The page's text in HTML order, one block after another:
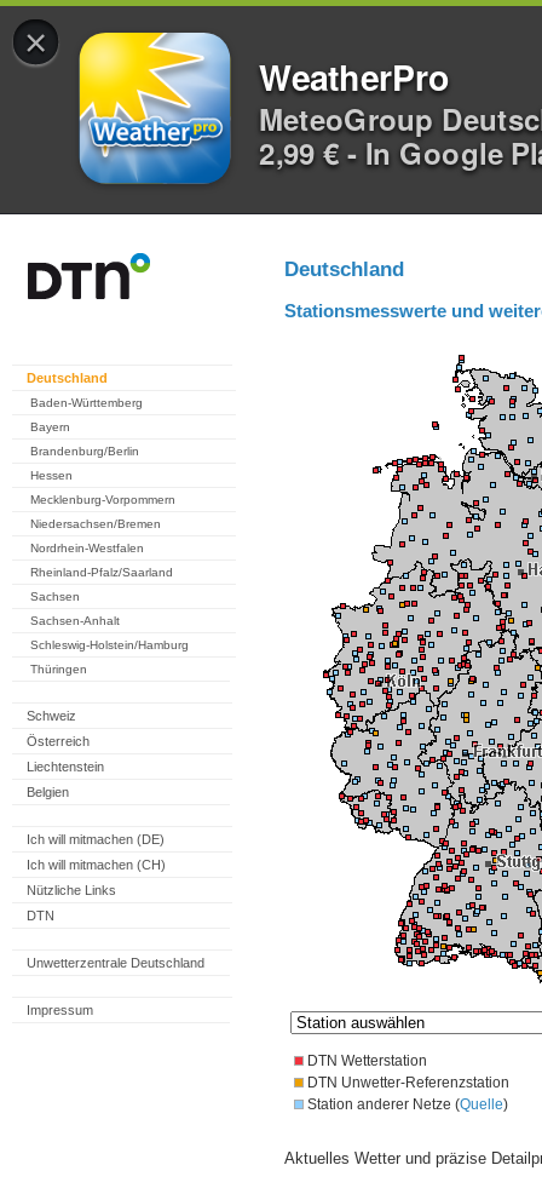
×
WeatherPro
MeteoGroup
2,99 € - In Google
Deutschland
Baden-Württemberg
Bayern
Brandenburg/Berlin
Hessen
Mecklenburg-Vorpommern
Niedersachsen/Bremen
Nordrhein-Westfalen
Rheinland-Pfalz/Saarland
Sachsen
Sachsen-Anhalt
Schleswig-Holstein/Hamburg
Thüringen
Schweiz
Österreich
Liechtenstein
Belgien
Ich will mitmachen (DE)
Ich will mitmachen (CH)
Nützliche Links
DTN
Unwetterzentrale Deutschland
Impressum
Deutschland
Stationsmesswerte und
DTN Wetterstation
DTN Unwetter-Referenzstation
Station anderer Netze (Quelle)
Aktuelles Wetter und präzise